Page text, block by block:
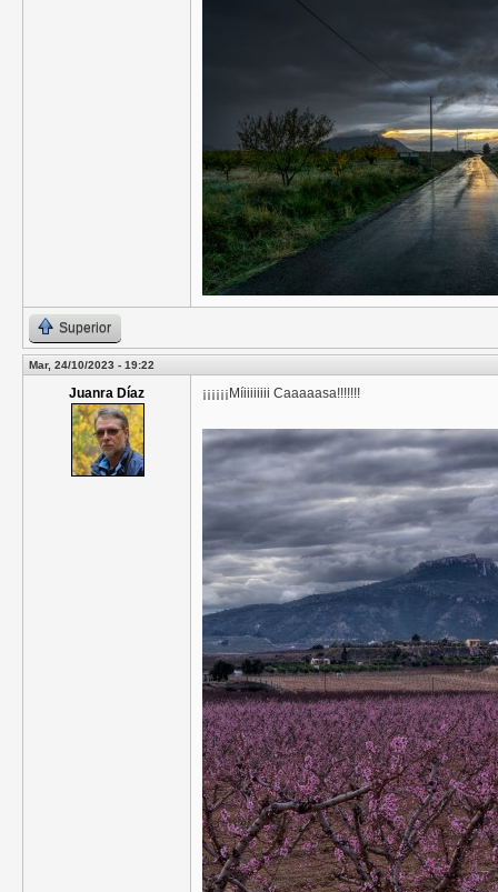
Superior
Mar, 24/10/2023 - 19:22
Juanra Díaz ¡¡¡¡¡¡Míiiiiiiii Caaaaasa!!!!!!!